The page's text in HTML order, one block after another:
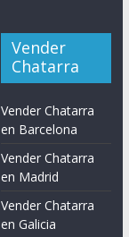
Vender
Chatarra
Vender Chatarra
en Barcelona
Vender Chatarra
en Madrid
Vender Chatarra
en Galicia